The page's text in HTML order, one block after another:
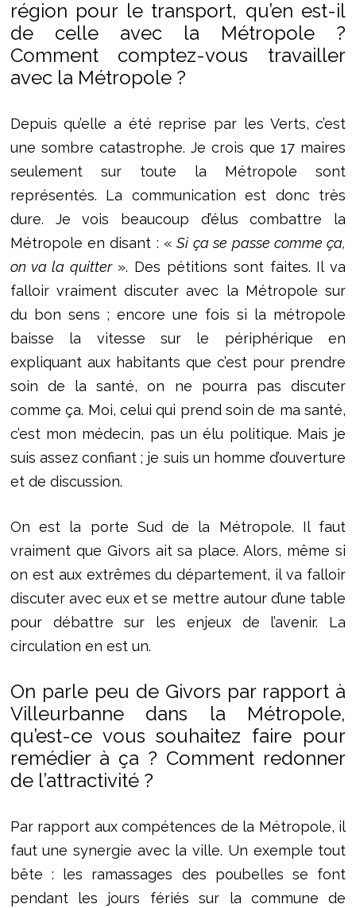
région pour le transport, qu’en est-il
de celle avec la Métropole ?
Comment comptez-vous travailler
avec la Métropole ?
Depuis qu’elle a été reprise par les Verts, c’est
une sombre catastrophe. Je crois que 17 maires
seulement sur toute la Métropole sont
représentés. La communication est donc très
dure. Je vois beaucoup d’élus combattre la
Métropole en disant : « Si ça se passe comme ça,
on va la quitter ». Des pétitions sont faites. Il va
falloir vraiment discuter avec la Métropole sur
du bon sens ; encore une fois si la métropole
baisse la vitesse sur le périphérique en
expliquant aux habitants que c’est pour prendre
soin de la santé, on ne pourra pas discuter
comme ça. Moi, celui qui prend soin de ma santé,
c’est mon médecin, pas un élu politique. Mais je
suis assez confiant ; je suis un homme d’ouverture
et de discussion.
On est la porte Sud de la Métropole. Il faut
vraiment que Givors ait sa place. Alors, même si
on est aux extrêmes du département, il va falloir
discuter avec eux et se mettre autour d’une table
pour débattre sur les enjeux de l’avenir. La
circulation en est un.
On parle peu de Givors par rapport à
Villeurbanne dans la Métropole,
qu’est-ce vous souhaitez faire pour
remédier à ça ? Comment redonner
de l’attractivité ?
Par rapport aux compétences de la Métropole, il
faut une synergie avec la ville. Un exemple tout
bête : les ramassages des poubelles se font
pendant les jours fériés sur la commune de